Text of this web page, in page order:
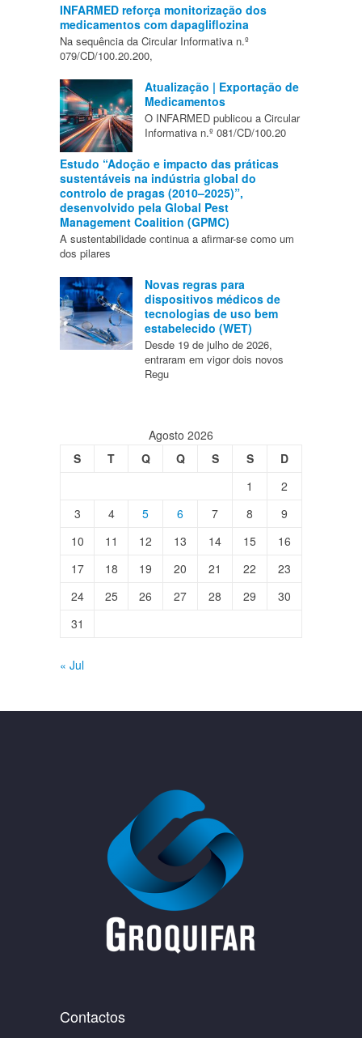
INFARMED reforça monitorização dos
medicamentos com dapagliflozina
Na sequência da Circular Informativa n.º
079/CD/100.20.200,
Atualização | Exportação de
Medicamentos
O INFARMED publicou a Circular
Informativa n.º 081/CD/100.20
Estudo “Adoção e impacto das práticas
sustentáveis na indústria global do
controlo de pragas (2010–2025)”,
desenvolvido pela Global Pest
Management Coalition (GPMC)
A sustentabilidade continua a afirmar-se como um
dos pilares
Novas regras para
dispositivos médicos de
tecnologias de uso bem
estabelecido (WET)
Desde 19 de julho de 2026,
entraram em vigor dois novos
Regu
Agosto 2026
S
T Q Q S S
D
1
2
3
4 5 6 7 8
9
10
11 12 13 14 15
16
17
18 19 20 21 22
23
24
25 26 27 28 29
30
31
« Jul
Contactos